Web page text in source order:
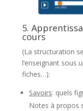
5.
cours
(La structuration
l’enseignant sous
fiches…):
Savoirs: quels
Notes à propos